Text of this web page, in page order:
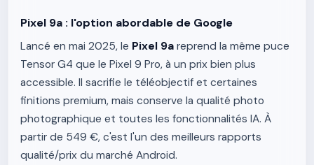
Pixel 9a : l'option abordable de Google
Lancé en mai 2025, le Pixel 9a reprend la même puce
Tensor G4 que le Pixel 9 Pro, à un prix bien plus
accessible. Il sacrifie le téléobjectif et certaines
finitions premium, mais conserve la qualité photo
photographique et toutes les fonctionnalités IA. À
partir de 549 €, c'est l'un des meilleurs rapports
qualité/prix du marché Android.